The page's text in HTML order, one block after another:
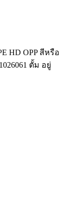
HD OPP สีหรือ
ตั้ม อยู่